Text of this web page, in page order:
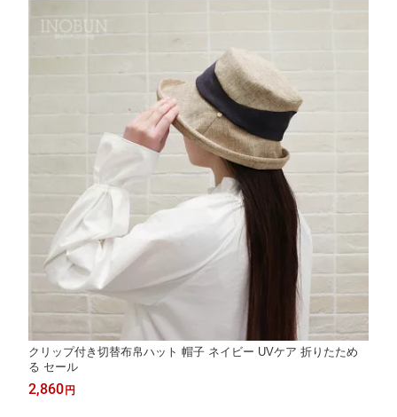
クリップ付き切替布帛ハット 帽子 ネイビー UVケア 折りたため
る セール
2,860 円